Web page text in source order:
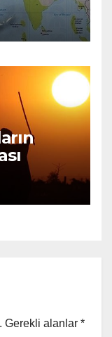
Gerekli alanlar *